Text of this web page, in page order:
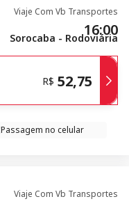
Viaje Com Vb Transportes
16:00
Sorocaba - Rodoviária
R$ 52,75
Passagem no celular
Viaje Com Vb Transportes